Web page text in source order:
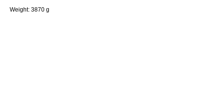
Weight: 3870 g